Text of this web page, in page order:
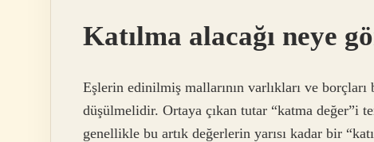
Katılma alacağı neye
Eşlerin edinilmiş mallarının varlıkları ve
düşülmelidir. Ortaya çıkan tutar “katma değer”i
genellikle bu artık değerlerin yarısı kadar bir